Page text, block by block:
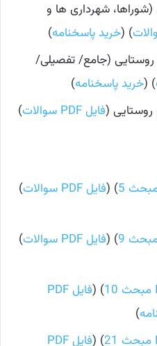
شهرداری ها و
) (خرید پاسخنامه)
(جامع/ تفصیلی/
) (خرید پاسخنامه)
روستایی (فایل PDF سوالات
)
) (فایل PDF سوالات
)
) (فایل PDF سوالات
)
) (
فایل PDF
)
) (
فایل PDF